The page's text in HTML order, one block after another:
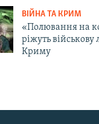
ВІЙНА ТА КРИМ
«Полювання на
ріжуть військову
Криму